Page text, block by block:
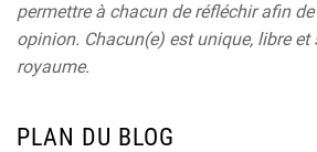
permettre à chacun de réfléchir afin
opinion. Chacun(e) est unique, libre et
royaume.
PLAN DU BLOG